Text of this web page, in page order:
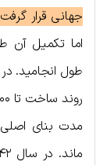
جهانی قرار
اما تکمیل آن
مدت بنای